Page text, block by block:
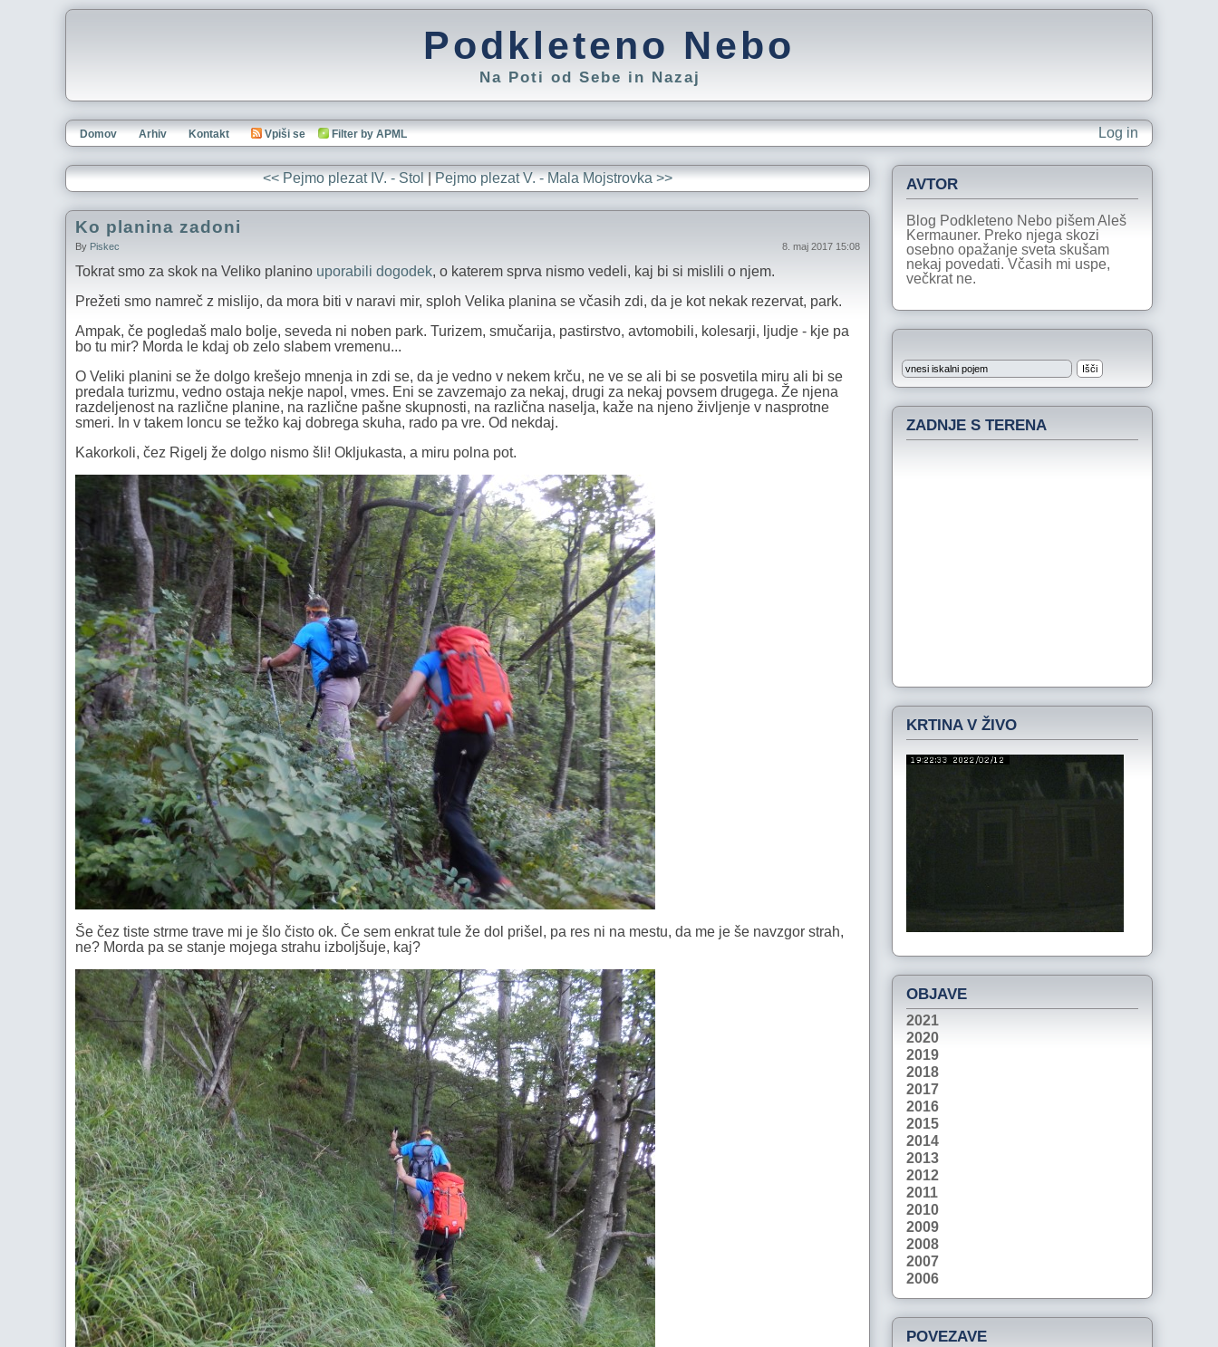
Podkleteno Nebo
Na Poti od Sebe in Nazaj
Log in
Domov Arhiv Kontakt Vpiši se Filter by APML
<< Pejmo plezat IV. - Stol|Pejmo plezat V. - Mala Mojstrovka >>
Ko planina zadoni
By Piskec 8. maj 2017 15:08
Tokrat smo za skok na Veliko planino uporabili dogodek, o katerem sprva nismo vedeli, kaj bi si mislili o njem.
Prežeti smo namreč z mislijo, da mora biti v naravi mir, sploh Velika planina se včasih zdi, da je kot nekak rezervat, park.
Ampak, če pogledaš malo bolje, seveda ni noben park. Turizem, smučarija, pastirstvo, avtomobili, kolesarji, ljudje - kje pa
bo tu mir? Morda le kdaj ob zelo slabem vremenu...
O Veliki planini se že dolgo krešejo mnenja in zdi se, da je vedno v nekem krču, ne ve se ali bi se posvetila miru ali bi se
predala turizmu, vedno ostaja nekje napol, vmes. Eni se zavzemajo za nekaj, drugi za nekaj povsem drugega. Že njena
razdeljenost na različne planine, na različne pašne skupnosti, na različna naselja, kaže na njeno življenje v nasprotne
smeri. In v takem loncu se težko kaj dobrega skuha, rado pa vre. Od nekdaj.
Kakorkoli, čez Rigelj že dolgo nismo šli! Okljukasta, a miru polna pot.
Še čez tiste strme trave mi je šlo čisto ok. Če sem enkrat tule že dol prišel, pa res ni na mestu, da me je še navzgor strah,
ne? Morda pa se stanje mojega strahu izboljšuje, kaj?
AVTOR
Blog Podkleteno Nebo pišem Aleš
Kermauner. Preko njega skozi
osebno opažanje sveta skušam
nekaj povedati. Včasih mi uspe,
večkrat ne.
ZADNJE S TERENA
KRTINA V ŽIVO
OBJAVE
2021
2020
2019
2018
2017
2016
2015
2014
2013
2012
2011
2010
2009
2008
2007
2006
POVEZAVE